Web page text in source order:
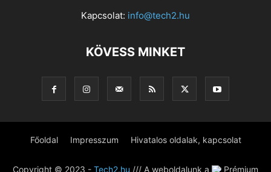
Kapcsolat: info@tech2.hu
KÖVESS MINKET
Főoldal Impresszum Hivatalos oldalak, kapcsolat
Copyright © 2023 - Tech2.hu /// A weboldalunk a Prémium